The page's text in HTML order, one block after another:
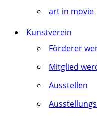
art in movie
Kunstverein
Förderer
Mitglied
Ausstellen